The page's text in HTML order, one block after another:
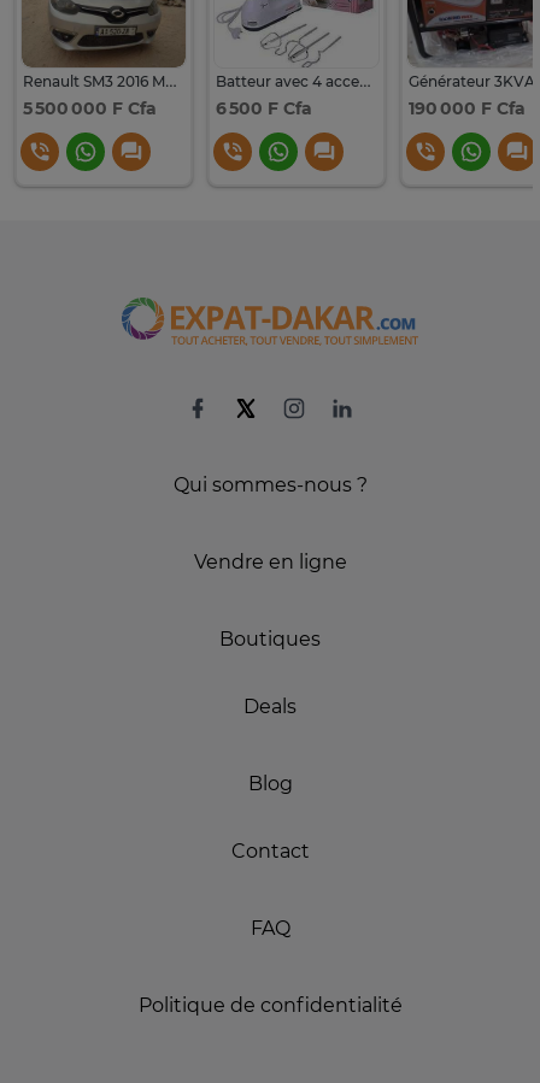
Renault SM3 2016 Moteur Essence 1.6
5 500 000 F Cfa
Batteur avec 4 accessoires
6 500 F Cfa 190 000 F Cfa
Qui sommes-nous ?
Vendre en ligne
Boutiques
Deals
Blog
Contact
FAQ
Politique de confidentialité